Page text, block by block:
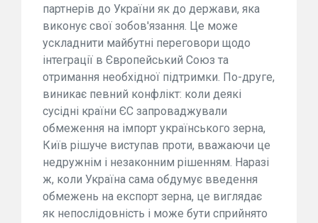
партнерів до України як до держави, яка
виконує свої зобов'язання. Це може
ускладнити майбутні переговори щодо
інтеграції в Європейський Союз та
отримання необхідної підтримки. По-друге,
виникає певний конфлікт: коли деякі
сусідні країни ЄС запроваджували
обмеження на імпорт українського зерна,
Київ рішуче виступав проти, вважаючи це
недружнім і незаконним рішенням. Наразі
ж, коли Україна сама обдумує введення
обмежень на експорт зерна, це виглядає
як непослідовність і може бути сприйнято